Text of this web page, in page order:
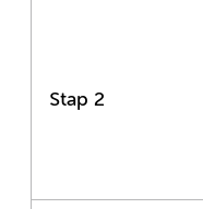
Stap 2